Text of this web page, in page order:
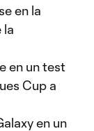
en la
la
en un test
Cup a
en un